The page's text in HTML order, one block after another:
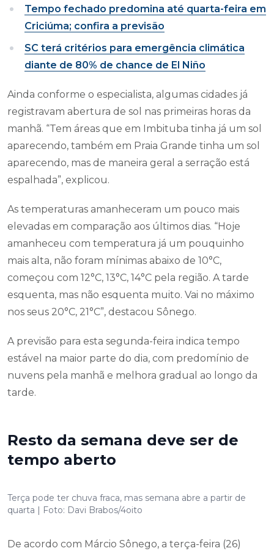
Tempo fechado predomina até quarta-feira em
Criciúma; confira a previsão
SC terá critérios para emergência climática
diante de 80% de chance de El Niño
Ainda conforme o especialista, algumas cidades já
registravam abertura de sol nas primeiras horas da
manhã. “Tem áreas que em Imbituba tinha já um sol
aparecendo, também em Praia Grande tinha um sol
aparecendo, mas de maneira geral a serração está
espalhada”, explicou.
As temperaturas amanheceram um pouco mais
elevadas em comparação aos últimos dias. “Hoje
amanheceu com temperatura já um pouquinho
mais alta, não foram mínimas abaixo de 10°C,
começou com 12°C, 13°C, 14°C pela região. A tarde
esquenta, mas não esquenta muito. Vai no máximo
nos seus 20°C, 21°C”, destacou Sônego.
A previsão para esta segunda-feira indica tempo
estável na maior parte do dia, com predomínio de
nuvens pela manhã e melhora gradual ao longo da
tarde.
Resto da semana deve ser de
tempo aberto
Terça pode ter chuva fraca, mas semana abre a partir de
quarta | Foto: Davi Brabos/4oito
De acordo com Márcio Sônego, a terça-feira (26)